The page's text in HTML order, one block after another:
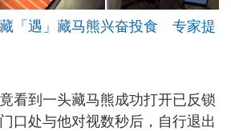
「遇」藏马熊兴奋投食 专家提
看到一头藏马熊成功打开已反锁
口处与他对视数秒后，自行退出